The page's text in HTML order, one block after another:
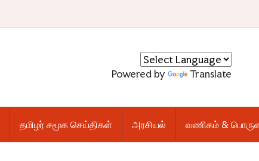
Powered by Translate
தமிழர் சமூக செய்திகள் அரசியல் வணிகம் &